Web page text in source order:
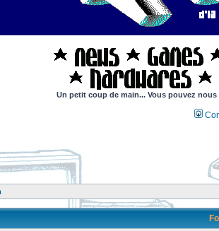
Un petit coup de main... Vous pouvez